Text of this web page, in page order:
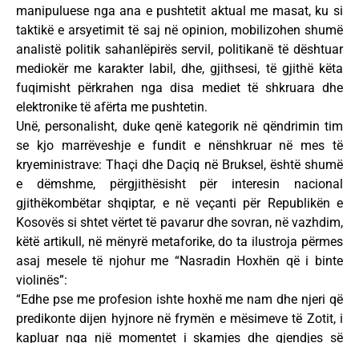
manipuluese nga ana e pushtetit aktual me masat, ku si
taktikë e arsyetimit të saj në opinion, mobilizohen shumë
analistë politik sahanlëpirës servil, politikanë të dështuar
mediokër me karakter labil, dhe, gjithsesi, të gjithë këta
fuqimisht përkrahen nga disa mediet të shkruara dhe
elektronike të afërta me pushtetin.
Unë, personalisht, duke qenë kategorik në qëndrimin tim
se kjo marrëveshje e fundit e nënshkruar në mes të
kryeministrave: Thaçi dhe Daçiq në Bruksel, është shumë
e dëmshme, përgjithësisht për interesin nacional
gjithëkombëtar shqiptar, e në veçanti për Republikën e
Kosovës si shtet vërtet të pavarur dhe sovran, në vazhdim,
këtë artikull, në mënyrë metaforike, do ta ilustroja përmes
asaj mesele të njohur me “Nasradin Hoxhën që i binte
violinës”:
“Edhe pse me profesion ishte hoxhë me nam dhe njeri që
predikonte dijen hyjnore në frymën e mësimeve të Zotit, i
kapluar nga një momentet i skamjes dhe gjendjes së